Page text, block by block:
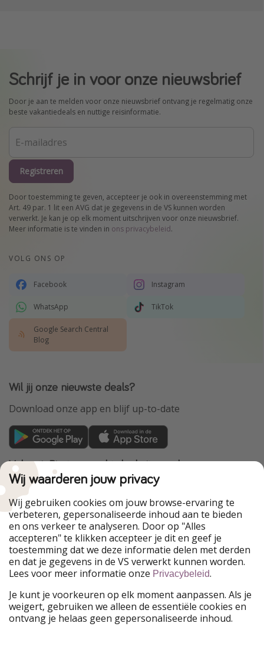
Schrijf je in voor onze nieuwsbrief
Door je aan te melden voor onze nieuwsbrief ontvang je regelmatig onze
beste vakantiedeals en nuttige reisinformatie.
Registreren
Door toestemming te geven, accepteer je ook in overeenstemming met
Art. 49 par. 1 lit een AVG dat je gegevens in de VS kunnen worden
verwerkt. Je kan je op elk moment uitschrijven voor onze nieuwsbrief.
Meer informatie is te vinden in ons privacybeleid.
VOLG ONS OP
Facebook Instagram
WhatsApp TikTok
Google Search Central
Blog
Wil jij onze nieuwste deals?
Download onze app en blijf up-to-date
VakantiePiraten maakt deel uit van de
HolidayPirates Group
Onze markten
PiratinViaggio
HolidayPirates
WakacyjniPiraci
VoyagesPirates
Ferienpiraten
Urlaubspiraten
Urlaubspiraten
ViajerosPiratas
TravelPirates
HolidayPirates Group
Leer ons kennen Juridisch
Wij waarderen jouw privacy
Wij gebruiken cookies om jouw browse-ervaring te
verbeteren, gepersonaliseerde inhoud aan te bieden
en ons verkeer te analyseren. Door op "Alles
accepteren" te klikken accepteer je dit en geef je
toestemming dat we deze informatie delen met derden
en dat je gegevens in de VS verwerkt kunnen worden.
Lees voor meer informatie onze Privacybeleid.
Je kunt je voorkeuren op elk moment aanpassen. Als je
weigert, gebruiken we alleen de essentiële cookies en
ontvang je helaas geen gepersonaliseerde inhoud.